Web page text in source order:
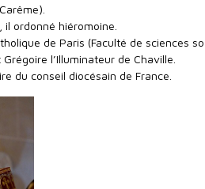
ordonné hiéromoine.
de Paris (Faculté de sciences
l’Illuminateur de Chaville.
du conseil diocésain de France.